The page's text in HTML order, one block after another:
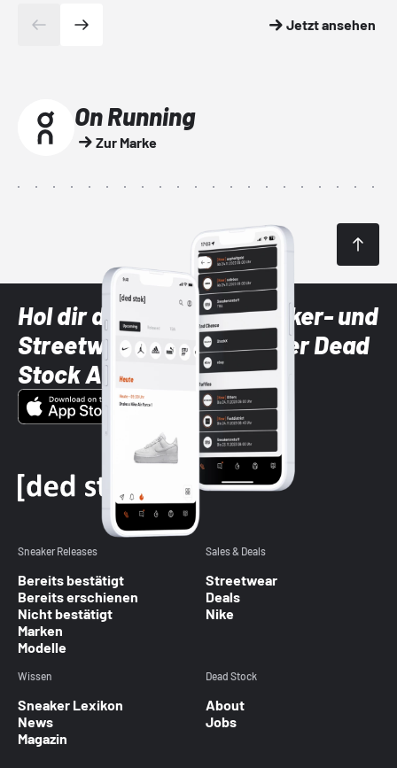
Jetzt ansehen
On Running
Zur Marke
Hol dir die neuesten Sneaker- und
Streetwear-Brands mit der Dead
Stock App
Sneaker Releases
Bereits bestätigt
Bereits erschienen
Nicht bestätigt
Marken
Modelle
Sales & Deals
Streetwear
Deals
Nike
Wissen
Sneaker Lexikon
News
Magazin
Dead Stock
About
Jobs